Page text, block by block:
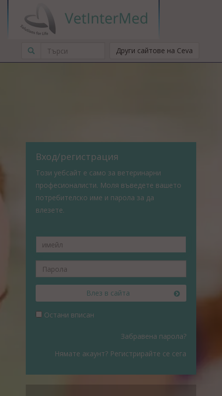
Други сайтове на Ceva
Вход/регистрация
Този уебсайт е само за ветеринарни
професионалисти. Моля въведете вашето
потребителско име и парола за да
влезете.
Влез в сайта
Остани вписан
Забравена парола?
Нямате акаунт? Регистрирайте се сега